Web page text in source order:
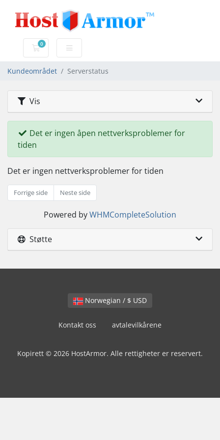
0
Handlevogn
Kundeområdet Serverstatus
Vis
Det er ingen åpen nettverksproblemer for
tiden
Det er ingen nettverksproblemer for tiden
Forrige side Neste side
Powered byWHMCompleteSolution
Støtte
Norwegian / $ USD
Kontakt oss avtalevilkårene
Kopirett © 2026 HostArmor. Alle rettigheter er reservert.